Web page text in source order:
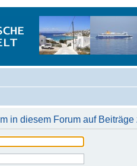
in diesem Forum auf Beiträge